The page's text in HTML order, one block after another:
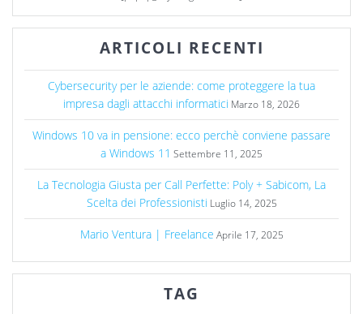
ARTICOLI RECENTI
Cybersecurity per le aziende: come proteggere la tua
impresa dagli attacchi informatici Marzo 18, 2026
Windows 10 va in pensione: ecco perchè conviene passare
a Windows 11 Settembre 11, 2025
La Tecnologia Giusta per Call Perfette: Poly + Sabicom, La
Scelta dei Professionisti Luglio 14, 2025
Mario Ventura | Freelance Aprile 17, 2025
TAG